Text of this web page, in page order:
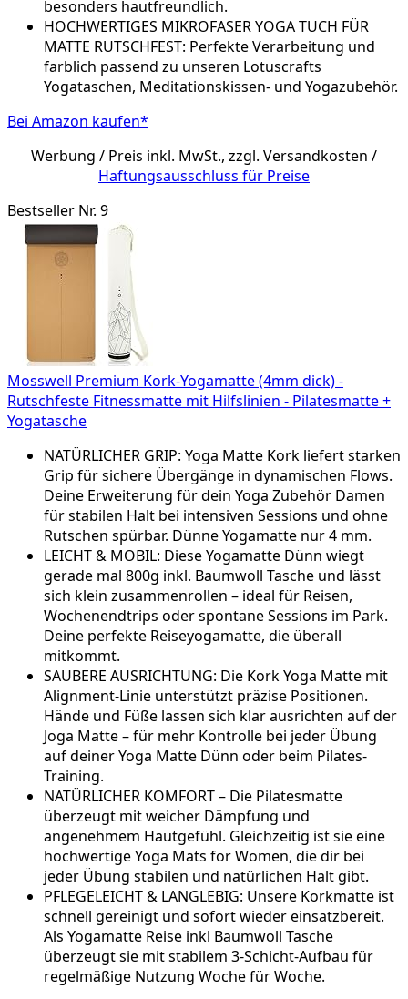
besonders hautfreundlich.
HOCHWERTIGES MIKROFASER YOGA TUCH FÜR
MATTE RUTSCHFEST: Perfekte Verarbeitung und
farblich passend zu unseren Lotuscrafts
Yogataschen, Meditationskissen- und Yogazubehör.
Bei Amazon kaufen*
Werbung / Preis inkl. MwSt., zzgl. Versandkosten /
Haftungsausschluss für Preise
Bestseller Nr. 9
Mosswell Premium Kork-Yogamatte (4mm dick) -
Rutschfeste Fitnessmatte mit Hilfslinien - Pilatesmatte +
Yogatasche
NATÜRLICHER GRIP: Yoga Matte Kork liefert starken
Grip für sichere Übergänge in dynamischen Flows.
Deine Erweiterung für dein Yoga Zubehör Damen
für stabilen Halt bei intensiven Sessions und ohne
Rutschen spürbar. Dünne Yogamatte nur 4 mm.
LEICHT & MOBIL: Diese Yogamatte Dünn wiegt
gerade mal 800g inkl. Baumwoll Tasche und lässt
sich klein zusammenrollen – ideal für Reisen,
Wochenendtrips oder spontane Sessions im Park.
Deine perfekte Reiseyogamatte, die überall
mitkommt.
SAUBERE AUSRICHTUNG: Die Kork Yoga Matte mit
Alignment-Linie unterstützt präzise Positionen.
Hände und Füße lassen sich klar ausrichten auf der
Joga Matte – für mehr Kontrolle bei jeder Übung
auf deiner Yoga Matte Dünn oder beim Pilates-
Training.
NATÜRLICHER KOMFORT – Die Pilatesmatte
überzeugt mit weicher Dämpfung und
angenehmem Hautgefühl. Gleichzeitig ist sie eine
hochwertige Yoga Mats for Women, die dir bei
jeder Übung stabilen und natürlichen Halt gibt.
PFLEGELEICHT & LANGLEBIG: Unsere Korkmatte ist
schnell gereinigt und sofort wieder einsatzbereit.
Als Yogamatte Reise inkl Baumwoll Tasche
überzeugt sie mit stabilem 3-Schicht-Aufbau für
regelmäßige Nutzung Woche für Woche.